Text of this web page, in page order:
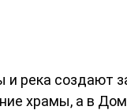
и река создают
храмы, а в